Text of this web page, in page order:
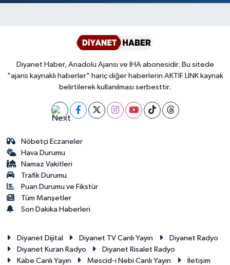
Diyanet Haber, Anadolu Ajansı ve İHA abonesidir. Bu sitede
"ajans kaynaklı haberler" hariç diğer haberlerin AKTİF LİNK kaynak
belirtilerek kullanılması serbesttir.
Nöbetçi Eczaneler
Hava Durumu
Namaz Vakitleri
Trafik Durumu
Puan Durumu ve Fikstür
Tüm Manşetler
Son Dakika Haberleri
Diyanet Dijital Diyanet TV Canlı Yayın
Diyanet Radyo
Diyanet Kuran Radyo
Diyanet Risalet Radyo
Kabe Canlı Yayın
Mescid-i Nebi Canlı Yayın İletişim